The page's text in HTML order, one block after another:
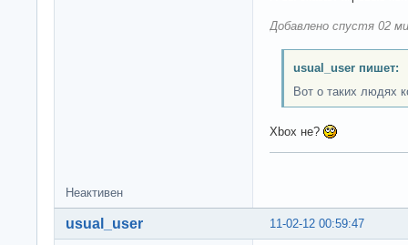
Добавлено спустя 02
usual_user пишет:
Вот о таких людях
Xbox не?
Неактивен
11-02-12 00:59:47
usual_user